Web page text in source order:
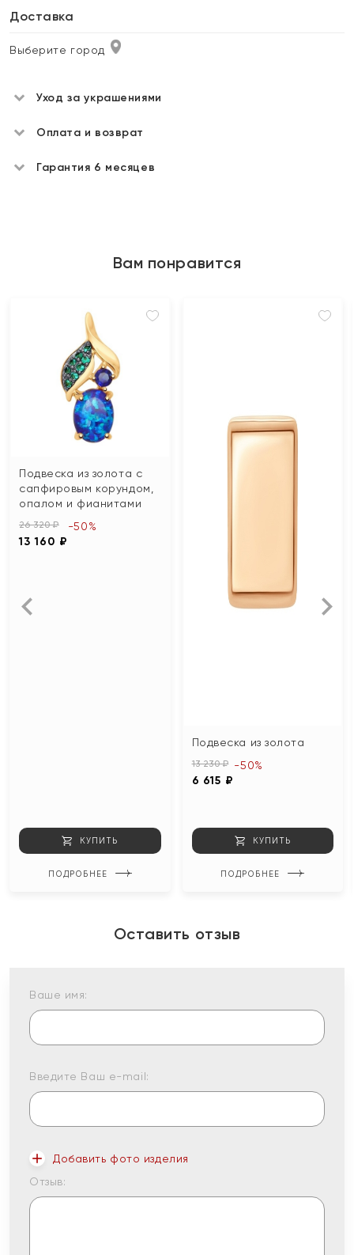
Доставка
Выберите город
Уход за украшениями
Оплата и возврат
Гарантия 6 месяцев
Вам понравится
Подвеска из золота с
сапфировым корундом,
опалом и фианитами
26 320 ₽
13 160 ₽
-50%
КУПИТЬ
ПОДРОБНЕЕ
Подвеска из золота
13 230 ₽
6 615 ₽
-50%
КУПИТЬ
ПОДРОБНЕЕ
Оставить отзыв
Ваше имя:
Введите Ваш e-mail:
Добавить фото изделия
Отзыв: